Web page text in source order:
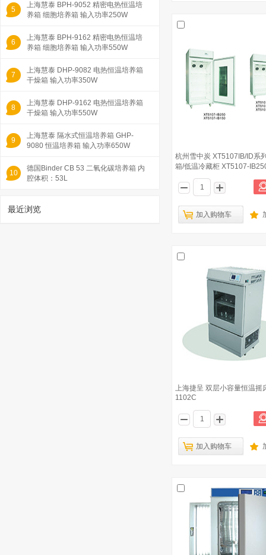
5
上海慧泰 BPH-9052 精密电热恒温培
养箱 细胞培养箱 输入功率250W
6
上海慧泰 BPH-9162 精密电热恒温培
养箱 细胞培养箱 输入功率550W
7
上海慧泰 DHP-9082 电热恒温培养箱
干燥箱 输入功率350W
8
上海慧泰 DHP-9162 电热恒温培养箱
干燥箱 输入功率550W
9
上海慧泰 隔水式恒温培养箱 GHP-
9080 恒温培养箱 输入功率650W
10
德国Binder CB 53 二氧化碳培养箱 内
腔体积：53L
最近浏览
杭州雪中炭 XT5107IB/ID系
箱/低温冷藏柜 XT5107-
加入购物车
上海捷呈 双层小容量恒温摇
1102C
加入购物车